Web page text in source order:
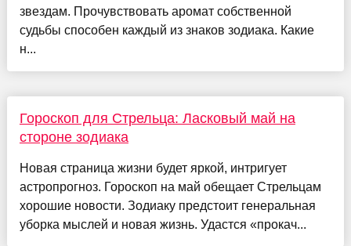
звездам. Прочувствовать аромат собственной
судьбы способен каждый из знаков зодиака. Какие
н...
Гороскоп для Стрельца: Ласковый май на
стороне зодиака
Новая страница жизни будет яркой, интригует
астропрогноз. Гороскоп на май обещает Стрельцам
хорошие новости. Зодиаку предстоит генеральная
уборка мыслей и новая жизнь. Удастся «прокач...